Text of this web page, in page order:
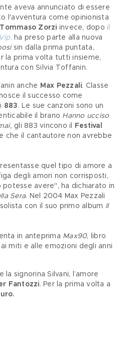
aveva annunciato di essere
l'avventura come opinionista
Tommaso Zorzi invece, dopo il
, ha preso parte alla nuova
sin dalla prima puntata,
la prima volta tutti insieme,
con Silvia Toffanin.
anche Max Pezzali. Classe
il successo come
883. Le sue canzoni sono un
il brano Hanno ucciso
gli 883 vincono il
Festival
che il cantautore non avrebbe
degli amori non corrisposti,
avere", ha dichiarato in
Sera. Nel 2004 Max Pezzali
con il suo primo album Il
in anteprima Max90, libro
miti e alle emozioni degli anni
la signorina Silvani, l’amore
Fantozzi. Per la prima volta a